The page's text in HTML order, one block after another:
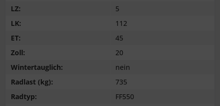
LZ:
5
LK:
112
ET:
45
Zoll:
20
Wintertauglich:
nein
Radlast (kg):
735
Radtyp:
FF550